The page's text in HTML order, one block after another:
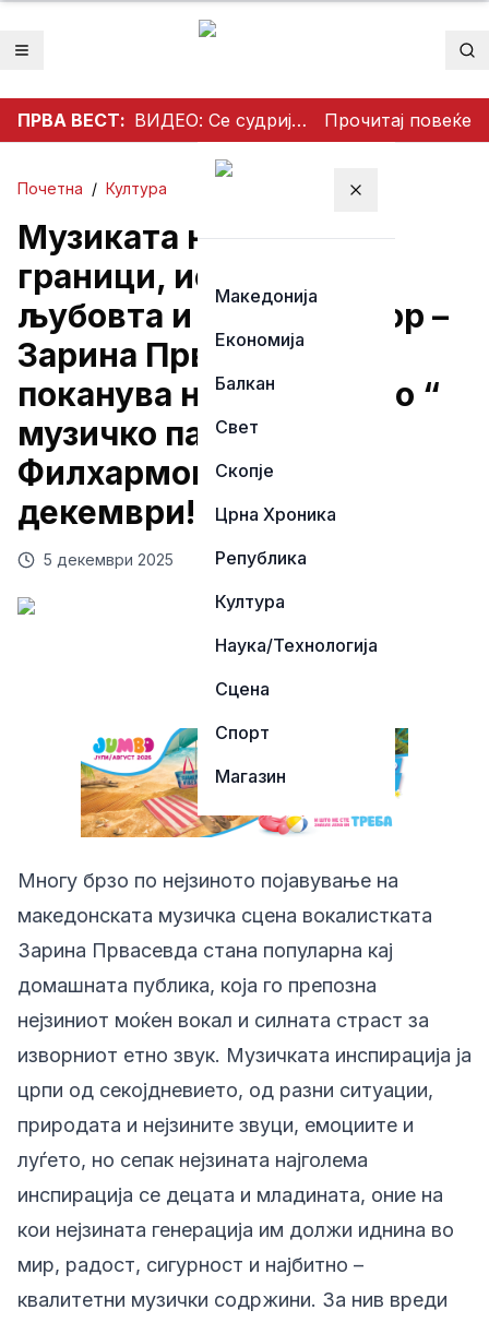
Отвори мени
ПРВА ВЕСТ: ВИДЕО: Се судрија патничко возило и камион на патот Гостивар – Страж Прочитај повеќе
Затвори мени
Македонија
Економија
Балкан
Свет
Скопје
Црна Хроника
Република
Култура
Наука/Технологија
Сцена
Спорт
Магазин
Почетна / Култура
Музиката не познава
граници, исто како
љубовта и добриот збор –
Зарина Првасевда ве
поканува на „Кадифено “
музичко патување во
Филхармонија на 20
декември!
5 декември 2025
Многу брзо по нејзиното појавување на
македонската музичка сцена вокалистката
Зарина Првасевда стана популарна кај
домашната публика, која го препозна
нејзиниот моќен вокал и силната страст за
изворниот етно звук. Музичката инспирација ја
црпи од секојдневието, од разни ситуации,
природата и нејзините звуци, емоциите и
луѓето, но сепак нејзината најголема
инспирација се децата и младината, оние на
кои нејзината генерација им должи иднина во
мир, радост, сигурност и најбитно –
квалитетни музички содржини. За нив вреди